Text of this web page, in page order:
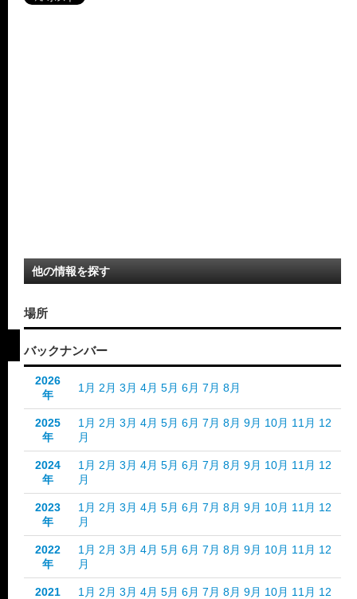
他の情報を探す
場所
バックナンバー
2026
年
1月 2月 3月 4月 5月 6月 7月 8月
2025
年
1月 2月 3月 4月 5月 6月 7月 8月 9月 10月 11月 12
月
2024
年
1月 2月 3月 4月 5月 6月 7月 8月 9月 10月 11月 12
月
2023
年
1月 2月 3月 4月 5月 6月 7月 8月 9月 10月 11月 12
月
2022
年
1月 2月 3月 4月 5月 6月 7月 8月 9月 10月 11月 12
月
2021
1月 2月 3月 4月 5月 6月 7月 8月 9月 10月 11月 12